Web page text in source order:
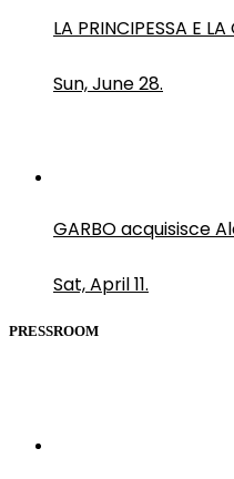
LA PRINCIPESSA E
Sun, June 28.
GARBO acquisisce
Sat, April 11.
PRESSROOM